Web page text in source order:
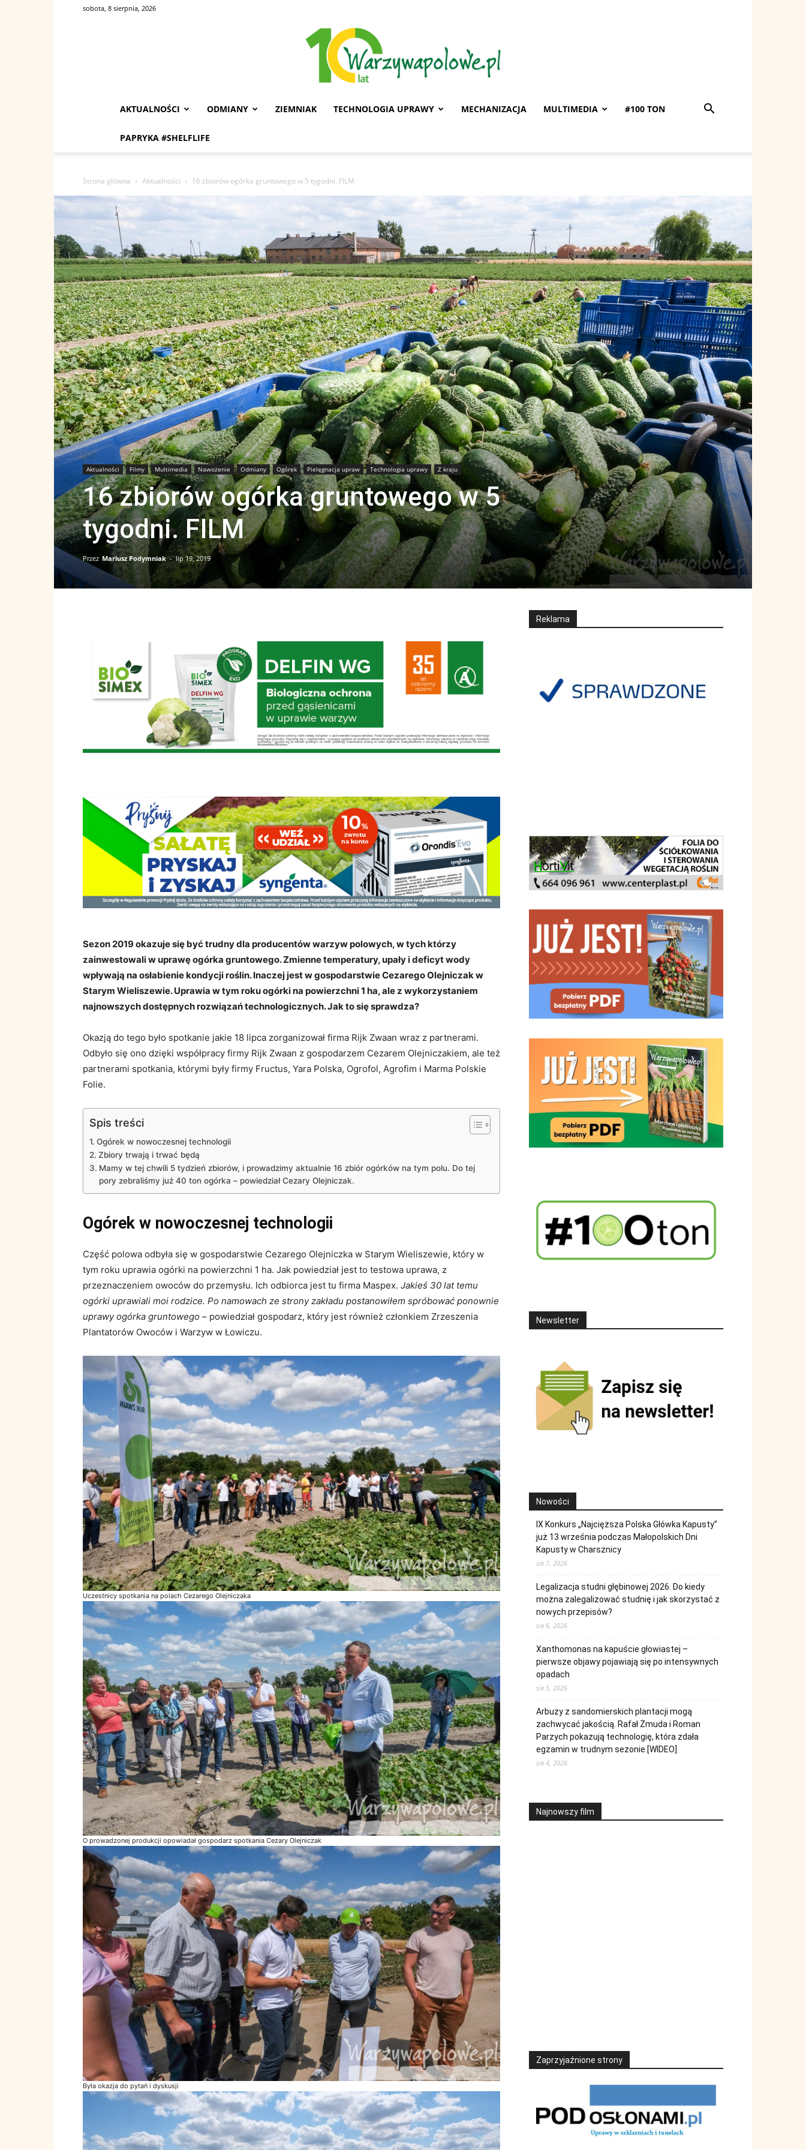
sobota, 8 sierpnia, 2026
AKTUALNOŚCI ODMIANY ZIEMNIAK TECHNOLOGIA UPRAWY MECHANIZACJA MULTIMEDIA #100 TON
PAPRYKA #SHELFLIFE
Strona główna Aktualności 16 zbiorów ogórka gruntowego w 5 tygodni. FILM
Aktualności Filmy Multimedia Nawożenie Odmiany Ogórek Pielęgnacja upraw Technologia uprawy Z kraju
16 zbiorów ogórka gruntowego w 5
tygodni. FILM
Przez Mariusz Podymniak - lip 19, 2019
Sezon 2019 okazuje się być trudny dla producentów warzyw polowych, w tych którzy
zainwestowali w uprawę ogórka gruntowego. Zmienne temperatury, upały i deficyt wody
wpływają na osłabienie kondycji roślin. Inaczej jest w gospodarstwie Cezarego Olejniczak w
Starym Wieliszewie. Uprawia w tym roku ogórki na powierzchni 1 ha, ale z wykorzystaniem
najnowszych dostępnych rozwiązań technologicznych. Jak to się sprawdza?
Okazją do tego było spotkanie jakie 18 lipca zorganizował firma Rijk Zwaan wraz z partnerami.
Odbyło się ono dzięki współpracy firmy Rijk Zwaan z gospodarzem Cezarem Olejniczakiem, ale też
partnerami spotkania, którymi były firmy Fructus, Yara Polska, Ogrofol, Agrofim i Marma Polskie
Folie.
Spis treści
Ogórek w nowoczesnej technologii
Zbiory trwają i trwać będą
Mamy w tej chwili 5 tydzień zbiorów, i prowadzimy aktualnie 16 zbiór ogórków na tym polu. Do tej
pory zebraliśmy już 40 ton ogórka – powiedział Cezary Olejniczak.
Ogórek w nowoczesnej technologii
Część polowa odbyła się w gospodarstwie Cezarego Olejniczka w Starym Wieliszewie, który w
tym roku uprawia ogórki na powierzchni 1 ha. Jak powiedział jest to testowa uprawa, z
przeznaczeniem owoców do przemysłu. Ich odbiorca jest tu firma Maspex. Jakieś 30 lat temu
ogórki uprawiali moi rodzice. Po namowach ze strony zakładu postanowiłem spróbować ponownie
uprawy ogórka gruntowego – powiedział gospodarz, który jest również członkiem Zrzeszenia
Plantatorów Owoców i Warzyw w Łowiczu.
Uczestnicy spotkania na polach Cezarego Olejniczaka
O prowadzonej produkcji opowiadał gospodarz spotkania Cezary Olejniczak
Była okazja do pytań i dyskusji
Reklama
Newsletter
Nowości
IX Konkurs „Najcięższa Polska Główka Kapusty”
już 13 września podczas Małopolskich Dni
Kapusty w Charsznicy
sie 7, 2026
Legalizacja studni głębinowej 2026. Do kiedy
można zalegalizować studnię i jak skorzystać z
nowych przepisów?
sie 6, 2026
Xanthomonas na kapuście głowiastej –
pierwsze objawy pojawiają się po intensywnych
opadach
sie 5, 2026
Arbuzy z sandomierskich plantacji mogą
zachwycać jakością. Rafał Żmuda i Roman
Parzych pokazują technologię, która zdała
egzamin w trudnym sezonie [WIDEO]
sie 4, 2026
Najnowszy film
Zaprzyjaźnione strony